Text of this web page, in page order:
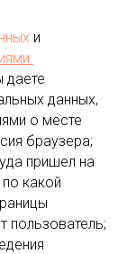
и
даете
данных,
о месте
браузера;
пришел на
какой
пользователь;